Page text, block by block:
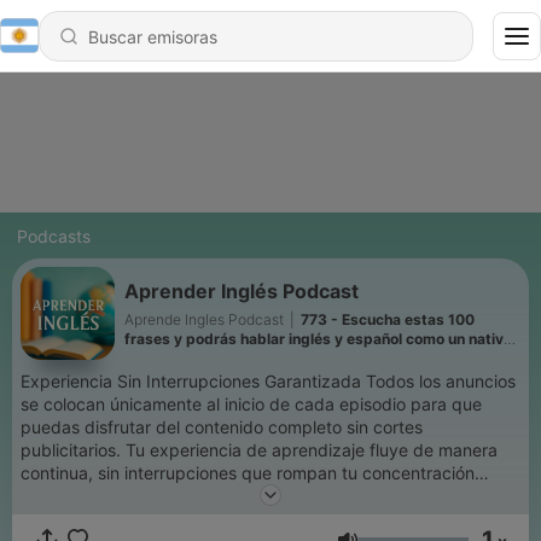
Podcasts
Aprender Inglés Podcast
Aprende Ingles Podcast
773 - Escucha estas 100
frases y podrás hablar inglés y español como un nativo
Experiencia Sin Interrupciones Garantizada Todos los anuncios
se colocan únicamente al inicio de cada episodio para que
puedas disfrutar del contenido completo sin cortes
publicitarios. Tu experiencia de aprendizaje fluye de manera
continua, sin interrupciones que rompan tu concentración
mientras dominas el inglés. Esta política garantiza que cada